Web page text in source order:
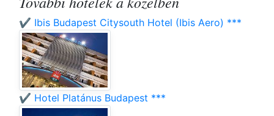
✔️ Ibis Budapest Citysouth Hotel (Ibis Aero) ***
✔️ Hotel Platánus Budapest ***